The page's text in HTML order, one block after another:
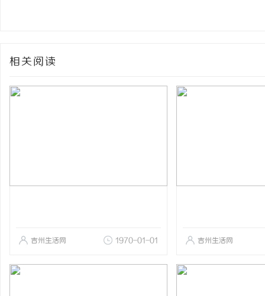
相关阅读
吉州生活网 1970-01-01 吉州生活网